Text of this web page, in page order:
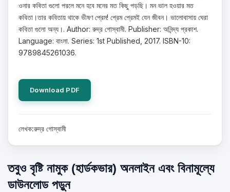
ওনার কবিতা গুলো পরলে মনে হবে মনের মত কিছু পড়ছি। মন ভাল হওয়ার মত
কবিতা।তার কবিতায় থাকে ভীষণ প্রেম! প্রেম প্রেমই যেন জীবন। ভালোবাসায় ঘেরা
কবিতা গুলো অন্য।. Author: রুদ্র গোস্বামী. Publisher: অনিন্দ্য প্রকাশ.
Language: বাংলা. Series: 1st Published, 2017. ISBN-10:
9789845261036.
Download PDF
লেখক:রুদ্র গোস্বামী
তবুও বৃষ্টি নামুক (হার্ডকভার) অনলাইন এবং বিনামূল্যে
ডাউনলোড পড়ুন